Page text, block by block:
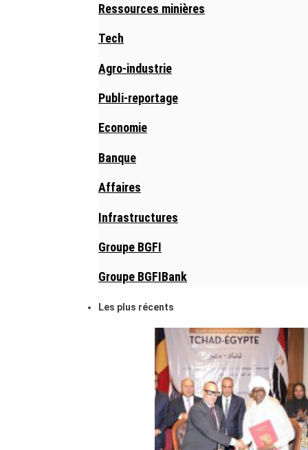
Ressources minières
Tech
Agro-industrie
Publi-reportage
Economie
Banque
Affaires
Infrastructures
Groupe BGFI
Groupe BGFIBank
Les plus récents